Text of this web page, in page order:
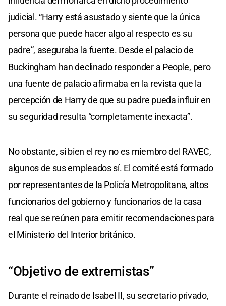
judicial. “Harry está asustado y siente que la única
persona que puede hacer algo al respecto es su
padre”, aseguraba la fuente. Desde el palacio de
Buckingham han declinado responder a People, pero
una fuente de palacio afirmaba en la revista que la
percepción de Harry de que su padre pueda influir en
su seguridad resulta “completamente inexacta”.
No obstante, si bien el rey no es miembro del RAVEC,
algunos de sus empleados sí. El comité está formado
por representantes de la Policía Metropolitana, altos
funcionarios del gobierno y funcionarios de la casa
real que se reúnen para emitir recomendaciones para
el Ministerio del Interior británico.
“Objetivo de extremistas”
Durante el reinado de Isabel II, su secretario privado,